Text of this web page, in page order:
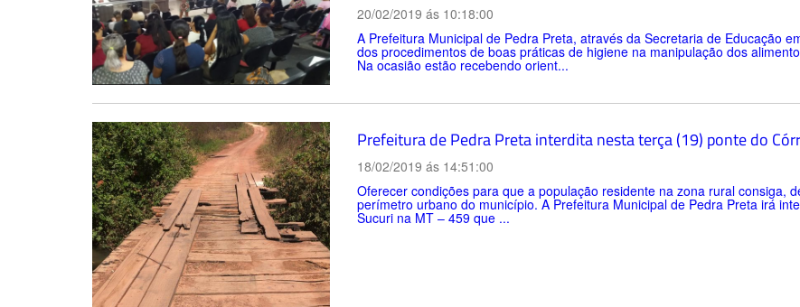
20/02/2019 ás 10:18:00
A Prefeitura Municipal de Pedra Preta, através da Secretaria de Educação
dos procedimentos de boas práticas de higiene na manipulação dos
Na ocasião estão recebendo orient...
Prefeitura de Pedra Preta interdita nesta terça (19) ponte do
18/02/2019 ás 14:51:00
Oferecer condições para que a população residente na zona rural consiga,
perímetro urbano do município. A Prefeitura Municipal de Pedra Preta irá
Sucuri na MT – 459 que ...